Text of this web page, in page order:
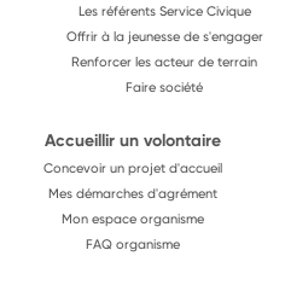
Les référents Service Civique
Offrir à la jeunesse de s'engager
Renforcer les acteur de terrain
Faire société
Accueillir un volontaire
Concevoir un projet d'accueil
Mes démarches d'agrément
Mon espace organisme
FAQ organisme